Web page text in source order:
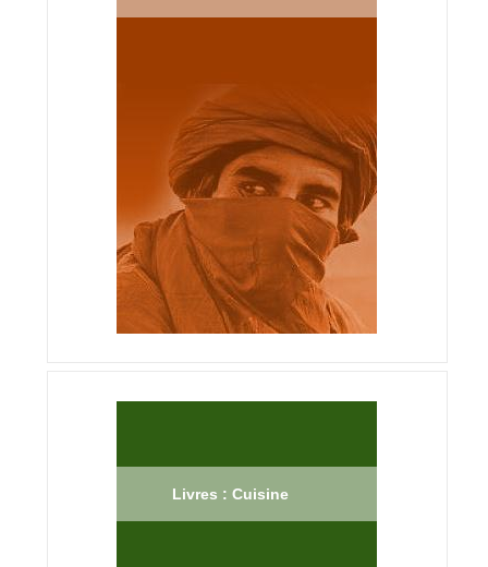
Livres : Cuisine